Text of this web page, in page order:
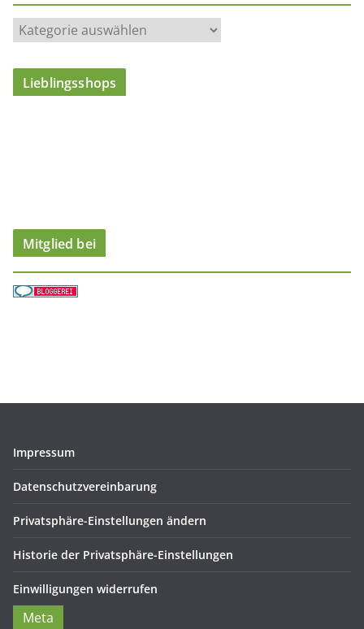
a
t
Lieblingsshops
Mitglied bei
Impressum
Datenschutzvereinbarung
Privatsphäre-Einstellungen ändern
Historie der Privatsphäre-Einstellungen
Einwilligungen widerrufen
Meta